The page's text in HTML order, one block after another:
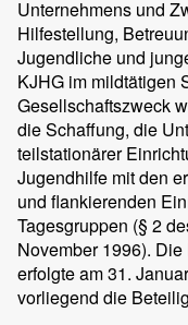
Unternehmens und
Hilfestellung,
Jugendliche und
KJHG im mildtätigen
Gesellschaftszweck
die Schaffung, die
teilstationärer
Jugendhilfe mit den
und flankierenden
Tagesgruppen (§ 2
November 1996).
erfolgte am 31.
vorliegend die